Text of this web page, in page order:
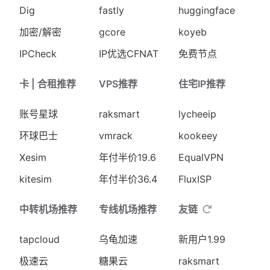
Dig
加密/解密
IPCheck
fastly
gcore
IP优选CFNAT
huggingface
koyeb
免费节点
卡 | 合租推荐
账号星球
环球巴士
Xesim
kitesim
VPS推荐
raksmart
vmrack
年付半价19.6
年付半价36.4
住宅IP推荐
lycheeip
kookeey
EqualVPN
FluxISP
中转机场推荐
tapcloud
极速云
专线机场推荐
乌龟加速
糖果云
友链
新用户1.99
raksmart